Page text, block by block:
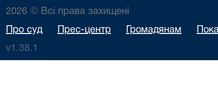
2026 © Всі права захищені
Про суд Прес-центр Громадянам
v1.38.1